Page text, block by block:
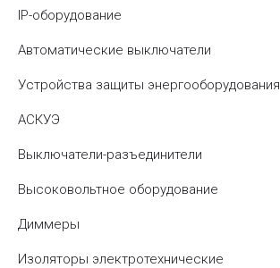
IP-оборудование
Автоматические выключатели
Устройства защиты энергооборудования
АСКУЭ
Выключатели-разъединители
Высоковольтное оборудование
Диммеры
Изоляторы электротехнические